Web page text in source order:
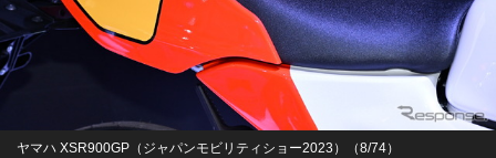
ヤマハ XSR900GP（ジャパンモビリティショー2023）（8/74）